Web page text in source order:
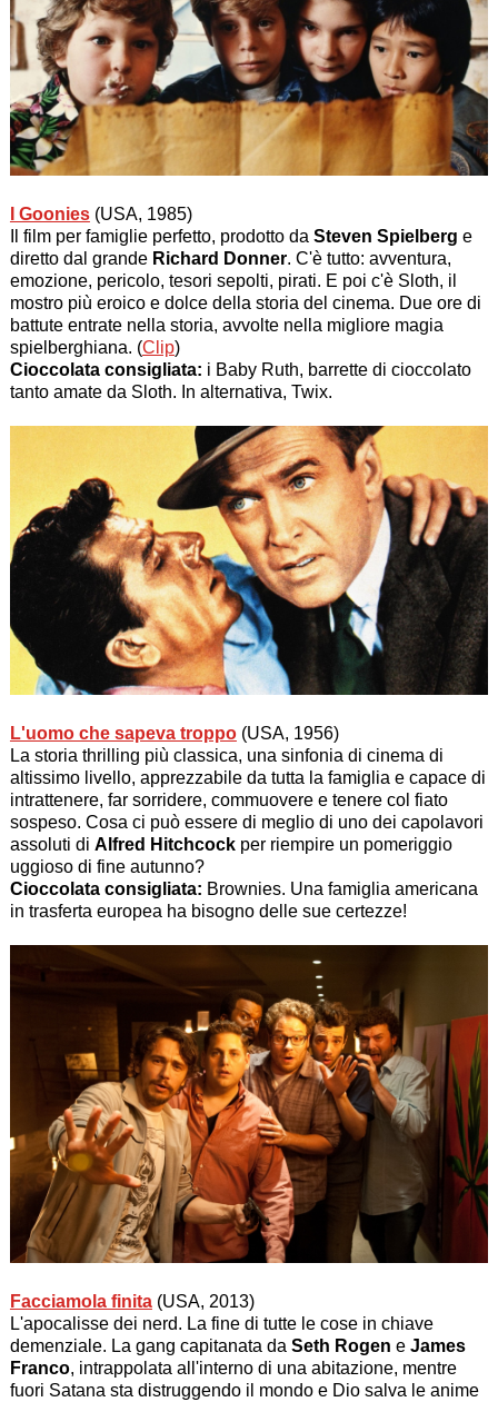
I Goonies(USA, 1985)
Il film per famiglie perfetto, prodotto da Steven Spielberg e
diretto dal grande Richard Donner. C'è tutto: avventura,
emozione, pericolo, tesori sepolti, pirati. E poi c'è Sloth, il
mostro più eroico e dolce della storia del cinema. Due ore di
battute entrate nella storia, avvolte nella migliore magia
spielberghiana. (Clip)
Cioccolata consigliata: i Baby Ruth, barrette di cioccolato
tanto amate da Sloth. In alternativa, Twix.
L'uomo che sapeva troppo(USA, 1956)
La storia thrilling più classica, una sinfonia di cinema di
altissimo livello, apprezzabile da tutta la famiglia e capace di
intrattenere, far sorridere, commuovere e tenere col fiato
sospeso. Cosa ci può essere di meglio di uno dei capolavori
assoluti di Alfred Hitchcockper riempire un pomeriggio
uggioso di fine autunno?
Cioccolata consigliata: Brownies. Una famiglia americana
in trasferta europea ha bisogno delle sue certezze!
Facciamola finita(USA, 2013)
L'apocalisse dei nerd. La fine di tutte le cose in chiave
demenziale. La gang capitanata da Seth Rogen e James
Franco, intrappolata all'interno di una abitazione, mentre
fuori Satana sta distruggendo il mondo e Dio salva le anime